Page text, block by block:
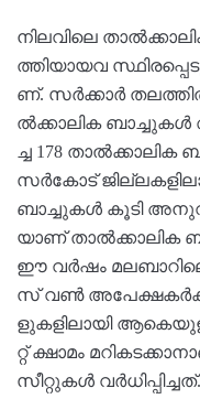
നി​ല​വി​ലെ
ത്തി​യാ​യ​വ
ണ്. സ​ർ​ക്കാ​ർ
ൽ​ക്കാ​ലി​ക
ച്ച 178
സ​ർ​കോ​ട്​
ബാ​ച്ചു​ക​ൾ കൂ​ടി
യാ​ണ്​ താ​ൽ​ക്കാ​ലി​ക
ഈ ​വ​ർ​ഷം മ​ല​ബാ​റി​ലെ
സ്​ വ​ൺ
ളു​ക​ളി​ലാ​യി
റ്റ്​ ക്ഷാ​മം
സീ​റ്റു​ക​ൾ